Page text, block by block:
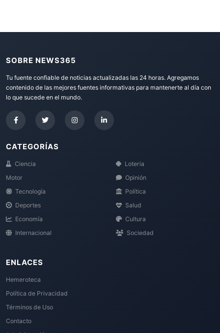
SOBRE NEWS365
Tu fuente confiable de noticias actualizadas las 24 horas. Agregamos
contenido de las mejores fuentes informativas para mantenerte al día con
lo que sucede en el mundo.
CATEGORÍAS
Ciencia
Motor
Tecnología
Deportes
Economía
Internacional
Loteria
Opinión
Política
Salud
Cultura
Sociedad
ENLACES
Hemeroteca
Política de Privacidad
Términos de Uso
Contacto